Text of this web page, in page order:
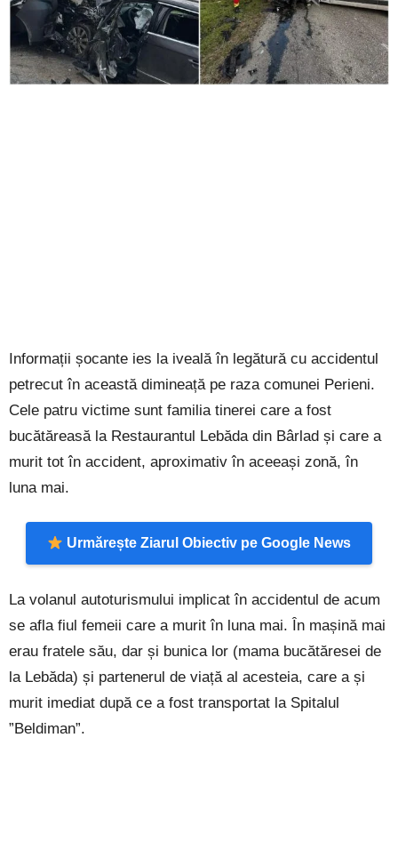
Informații șocante ies la iveală în legătură cu accidentul
petrecut în această dimineață pe raza comunei Perieni.
Cele patru victime sunt familia tinerei care a fost
bucătăreasă la Restaurantul Lebăda din Bârlad și care a
murit tot în accident, aproximativ în aceeași zonă, în
luna mai.
Urmărește Ziarul Obiectiv pe Google News
La volanul autoturismului implicat în accidentul de acum
se afla fiul femeii care a murit în luna mai. În mașină mai
erau fratele său, dar și bunica lor (mama bucătăresei de
la Lebăda) și partenerul de viață al acesteia, care a și
murit imediat după ce a fost transportat la Spitalul
”Beldiman”.